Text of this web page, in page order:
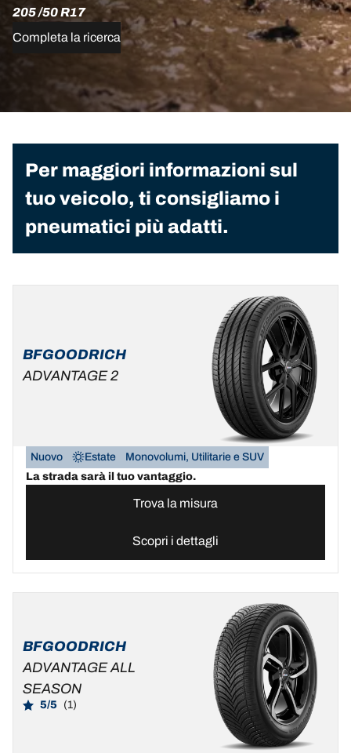
205 /50 R17
Completa la ricerca
Per maggiori informazioni sul
tuo veicolo, ti consigliamo i
pneumatici più adatti.
BFGOODRICH
ADVANTAGE 2
Nuovo Estate
Monovolumi, Utilitarie e SUV
La strada sarà il tuo vantaggio.
Trova la misura
Scopri i dettagli
BFGOODRICH
ADVANTAGE ALL
SEASON
5/5 (1)